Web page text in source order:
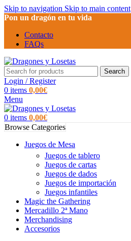
Skip to navigation Skip to main content
Pon un dragón en tu vida
Contacto
FAQs
Search
Login / Register
0 items 0,00€
Menu
0 items 0,00€
Browse Categories
Juegos de Mesa
Juegos de tablero
Juegos de cartas
Juegos de dados
Juegos de importación
Juegos infantiles
Magic the Gathering
Mercadillo 2ª Mano
Merchandising
Accesorios